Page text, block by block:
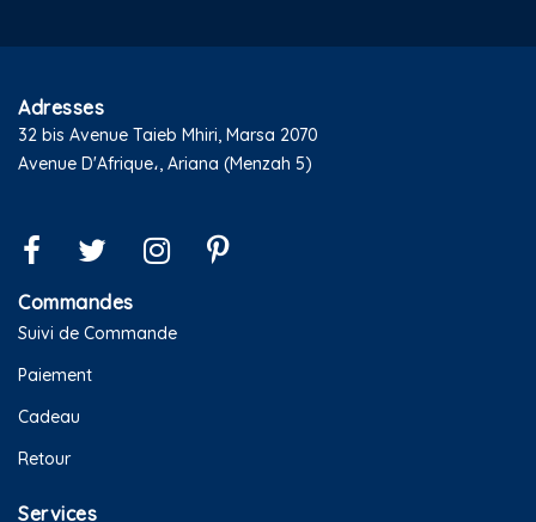
Adresses
32 bis Avenue Taieb Mhiri, Marsa 2070
Avenue D'Afrique،, Ariana (Menzah 5)
Commandes
Suivi de Commande
Paiement
Cadeau
Retour
Services